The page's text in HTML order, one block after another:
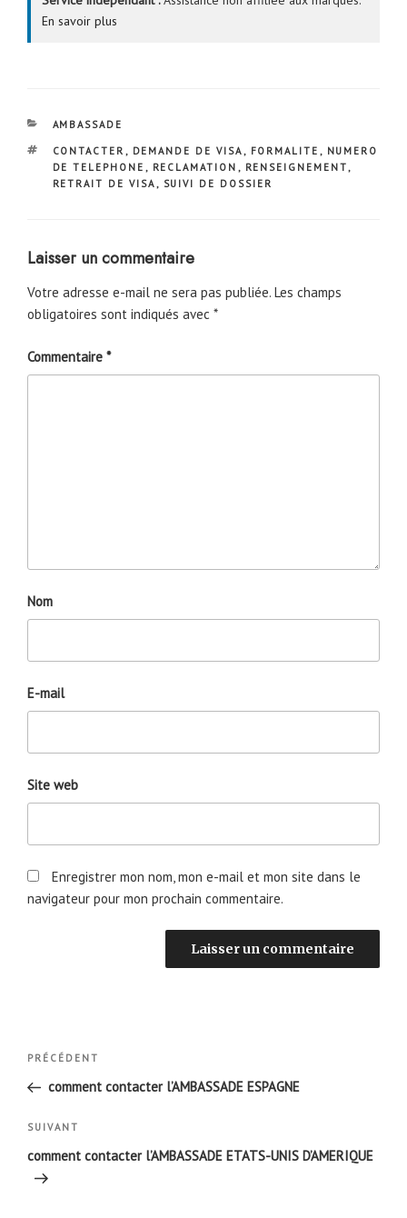
En savoir plus
CATÉGORIES
AMBASSADE
ÉTIQUETTES
CONTACTER , DEMANDE DE VISA, FORMALITE , NUMERO
DE TELEPHONE , RECLAMATION , RENSEIGNEMENT,
RETRAIT DE VISA, SUIVI DE DOSSIER
Laisser un commentaire
Votre adresse e-mail ne sera pas publiée. Les champs
obligatoires sont indiqués avec *
Commentaire *
Nom
E-mail
Site web
Enregistrer mon nom, mon e-mail et mon site dans le
navigateur pour mon prochain commentaire.
Navigation
l’article
Article
précédent
PRÉCÉDENT
comment contacter l’AMBASSADE ESPAGNE
Article
suivant
SUIVANT
comment contacter l’AMBASSADE ETATS-UNIS D’AMERIQUE